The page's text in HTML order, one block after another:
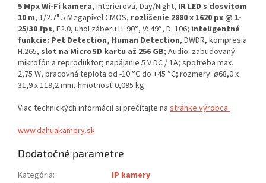
5 Mpx Wi-Fi kamera, interierová, Day/Night, IR LED s dosvitom
10 m, 1/2.7" 5 Megapixel CMOS, rozlíšenie 2880 x 1620 px @ 1-
25/30 fps, F2.0, uhol záberu H: 90°, V: 49°, D: 106; inteligentné
funkcie: Pet Detection, Human Detection, DWDR, kompresia
H.265, slot na MicroSD kartu až 256 GB; Audio: zabudovaný
mikrofón a reproduktor; napájanie 5 V DC / 1A; spotreba max.
2,75 W, pracovná teplota od -10 °C do +45 °C; rozmery: ø68,0 x
31,9 x 119,2 mm, hmotnosť 0,095 kg
Viac technických informácií si prečítajte na stránke výrobca.
www.dahuakamery.sk
Dodatočné parametre
Kategória:
IP kamery